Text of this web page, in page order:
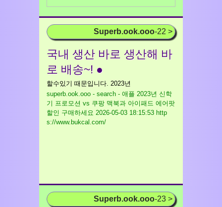
Superb.ook.ooo-22 >
국내 생산 바로 생산해 바
로 배송~! ●
할수있기 때문입니다. 2023년
superb.ook.ooo - search - 애플 2023년 신학
기 프로모션 vs 쿠팡 맥북과 아이패드 에어팟
할인 구매하세요 2026-05-03 18:15:53 http
s://www.bukcal.com/
Superb.ook.ooo-23 >